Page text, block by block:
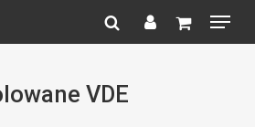
searchaccount
Menu
VDE